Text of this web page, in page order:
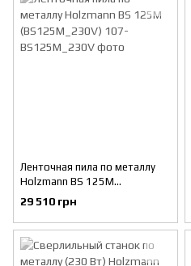
Ленточная пила по металлу
Holzmann BS 125M
(BS125M_230V)
29 510 грн